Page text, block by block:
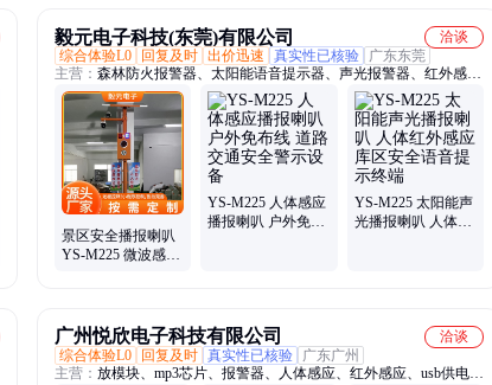
毅元电子科技(东莞)有限公司
洽谈
综合体验L0
回复及时 出价迅速 真实性已核验
广东东莞
主营： 森林防火报警器、太阳能语音提示器、声光报警器、红外感应
播报器、太阳能红外感应报警器、太阳能语音播报器、语言播报器、
森林防火播报器、声光播报器、太阳能声光播报器、太阳能森林防火
播报器、户外免布线声光播报器、红外感应语音警示设备、太阳能语
音感应播报器、多场景感应播报器、智能红外声光播报杆、太阳能防
溺水报警器、太阳能语音报警器、森林防火语音杆、太阳能语音宣传
设备、太阳能语音提示灯、微波探测声光警示设备、一体式语音报警
器、多功能户外报警器、户外安防声光警示杆
景区安全播报喇叭
YS-M225 微波感应
YS-M225 人体感应
播报喇叭 户外免布
YS-M225 太阳能声
光播报喇叭 人体红
广州悦欣电子科技有限公司
洽谈
综合体验L0
回复及时 真实性已核验
广东广州
主营： 放模块、mp3芯片、报警器、人体感应、红外感应、usb供电、